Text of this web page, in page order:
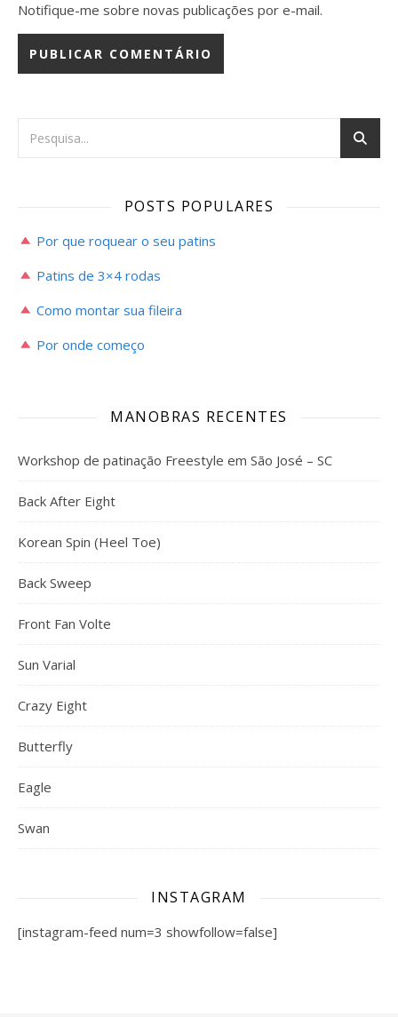
Notifique-me sobre novas publicações por e-mail.
POSTS POPULARES
Por que roquear o seu patins
Patins de 3×4 rodas
Como montar sua fileira
Por onde começo
MANOBRAS RECENTES
Workshop de patinação Freestyle em São José – SC
Back After Eight
Korean Spin (Heel Toe)
Back Sweep
Front Fan Volte
Sun Varial
Crazy Eight
Butterfly
Eagle
Swan
INSTAGRAM
[instagram-feed num=3 showfollow=false]